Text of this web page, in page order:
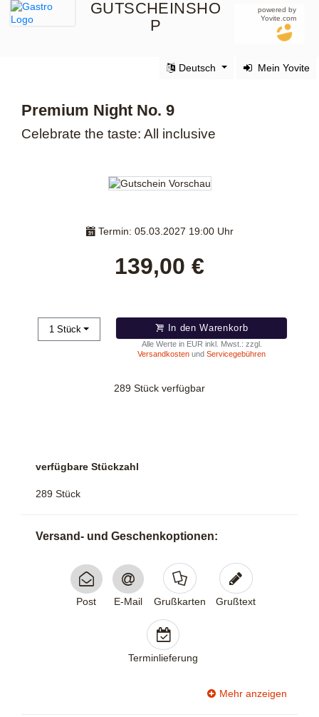
GUTSCHEINSHO
P
powered by
Yovite.com
Mein Yovite
Deutsch
Premium Night No. 9
Celebrate the taste: All inclusive
Termin: 05.03.2027 19:00 Uhr
139,00 €
1 Stück In den Warenkorb
Alle Werte in EUR inkl. Mwst.: zzgl.
Versandkosten undServicegebühren
289 Stück verfügbar
verfügbare Stückzahl
289 Stück
Versand- und Geschenk­optionen:
Post E-Mail Grußkarten Grußtext
Terminlieferung
Mehr anzeigen